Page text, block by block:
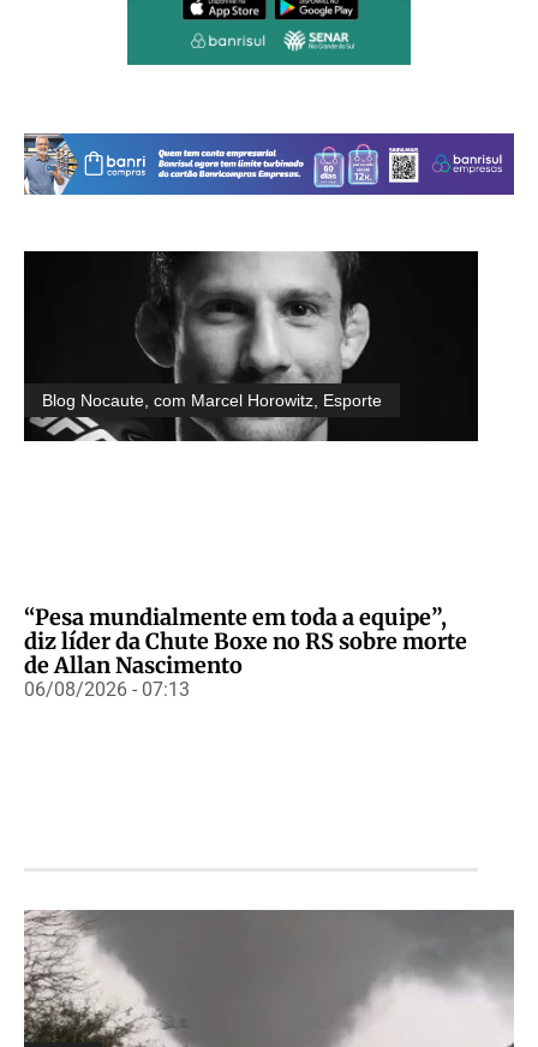
Blog Nocaute, com Marcel Horowitz Esporte
“Pesa mundialmente em toda a equipe”,
diz líder da Chute Boxe no RS sobre morte
de Allan Nascimento
06/08/2026 - 07:13